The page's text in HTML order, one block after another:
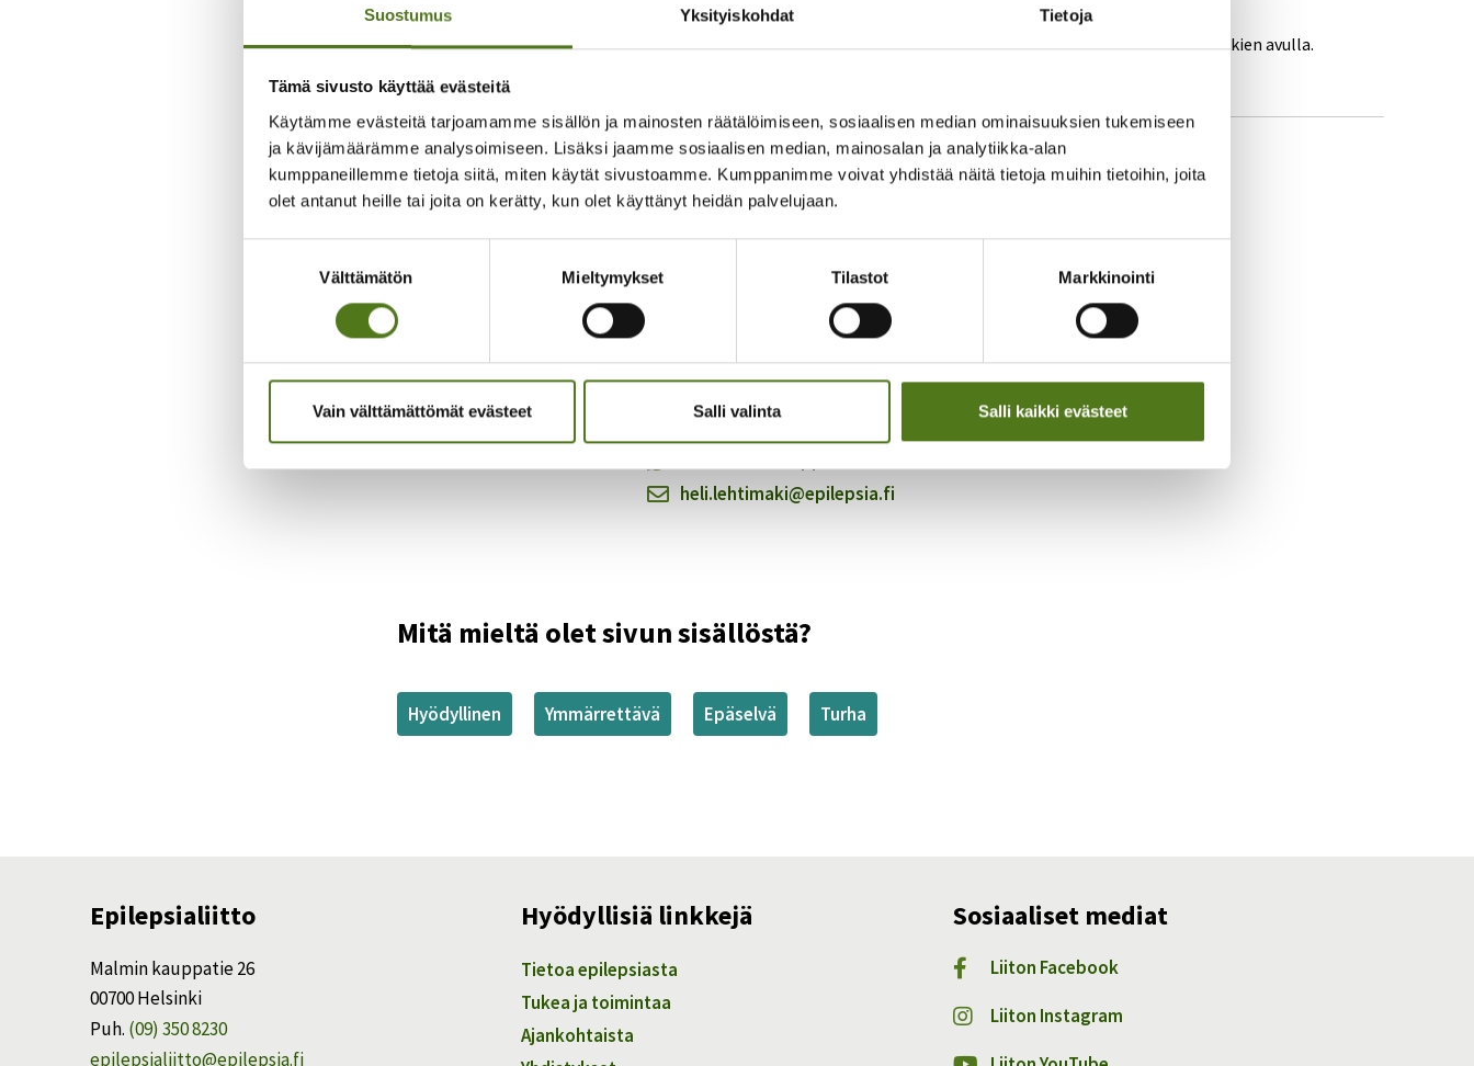
Suostumus Yksityiskohdat Tietoja
Tämä sivusto käyttää evästeitä
Käytämme evästeitä tarjoamamme sisällön ja mainosten räätälöimiseen, sosiaalisen median ominaisuuksien tukemiseen
ja kävijämäärämme analysoimiseen. Lisäksi jaamme sosiaalisen median, mainosalan ja analytiikka-alan
kumppaneillemme tietoja siitä, miten käytät sivustoamme. Kumppanimme voivat yhdistää näitä tietoja muihin tietoihin, joita
olet antanut heille tai joita on kerätty, kun olet käyttänyt heidän palvelujaan.
Välttämätön Mieltymykset Tilastot Markkinointi
Vain välttämättömät evästeet Salli valinta Salli kaikki evästeet
WORD PRESS OHJE YHDISTYSTEN VERKKOSIVUJEN PÄIVITTÄMISEEN
Kuvaus tiedostosta:Ohjeessa kerrotaan epilepsiayhdistysten verkkosivujen päivittämisestä esimerkkien avulla.
Lataa tiedosto
Ota yhteyttä!
Heli Lehtimäki
Vastaan asiakaspalvelusta, jäsenasioista osoitteenmuutoksista ja
materiaalitilauksista. Toimin rekisteriasioiden yhteyshenkilönä ja
jäsenyhdistysten tukena.
heli.lehtimaki@epilepsia.fi
Mitä mieltä olet sivun sisällöstä?
Hyödyllinen Ymmärrettävä Epäselvä Turha
Epilepsialiitto
Malmin kauppatie 26
00700 Helsinki
Puh. (09) 350 8230
epilepsialiitto@epilepsia.fi
Hyödyllisiä linkkejä
Tietoa epilepsiasta
Tukea ja toimintaa
Ajankohtaista
Sosiaaliset mediat
Liiton Facebook
Liiton Instagram